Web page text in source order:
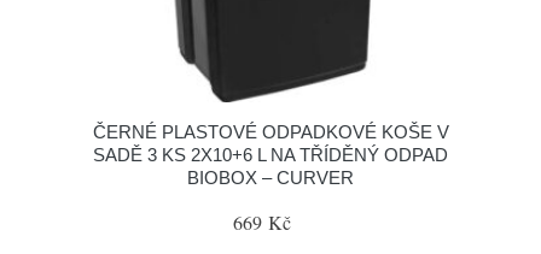
ČERNÉ PLASTOVÉ ODPADKOVÉ KOŠE V
SADĚ 3 KS 2X10+6 L NA TŘÍDĚNÝ ODPAD
BIOBOX – CURVER
669 Kč